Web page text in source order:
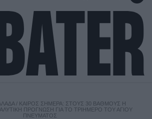
/ ΚΑΙΡΌΣ ΣΉΜΕΡΑ: ΣΤΟΥΣ 30 ΒΑΘΜΟΎΣ Η
ΠΡΌΓΝΩΣΗ ΓΙΑ ΤΟ ΤΡΙΉΜΕΡΟ ΤΟΥ ΑΓΊΟΥ
ΠΝΕΎΜΑΤΟΣ